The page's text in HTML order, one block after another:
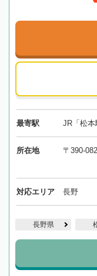
最寄駅 JR「松本
所在地 〒390-
対応エリア 長野
長野県